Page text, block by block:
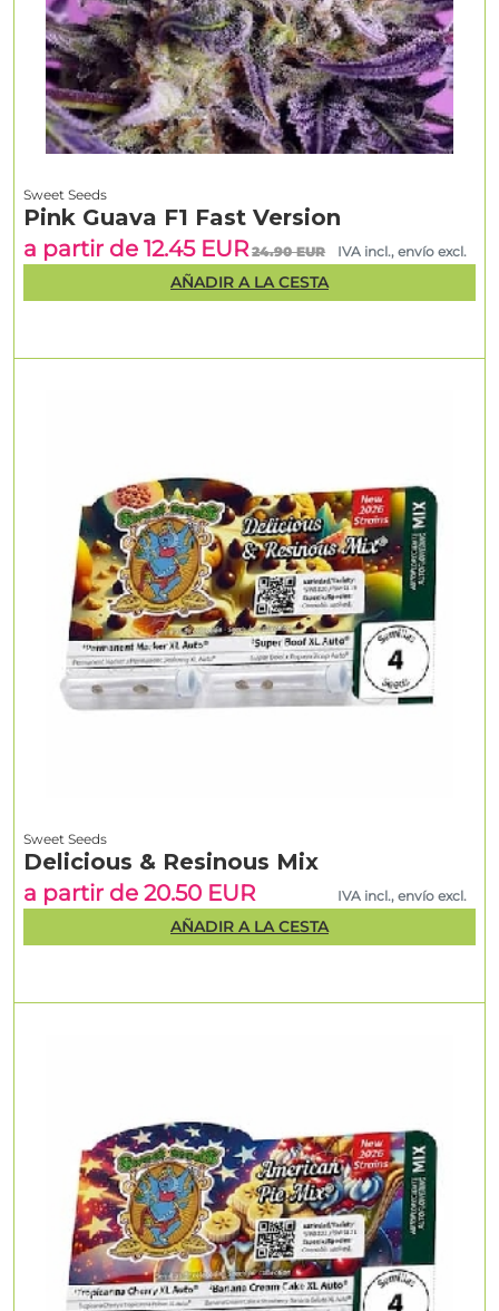
Sweet Seeds
Delicious & Resinous Mix
a partir de 20.50 EUR
IVA incl., envío excl.
AÑADIR A LA CESTA
Sweet Seeds
Pink Guava F1 Fast Version
a partir de 12.45 EUR 24.90 EUR IVA incl., envío excl.
AÑADIR A LA CESTA